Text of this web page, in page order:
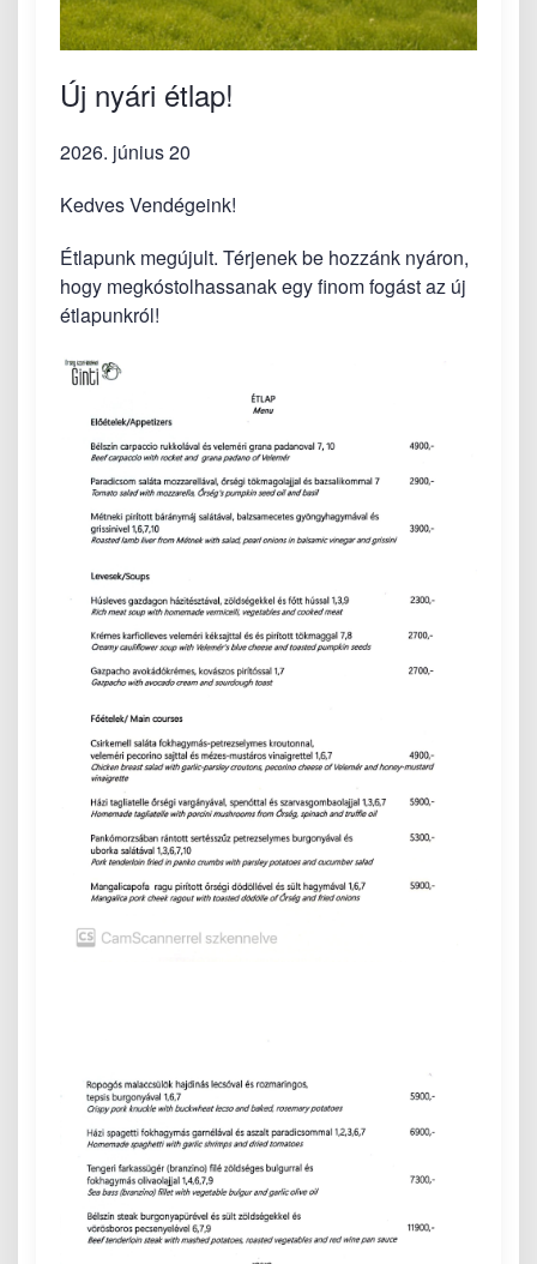
Új nyári étlap!
2026. június 20
Kedves Vendégeink!
Étlapunk megújult. Térjenek be hozzánk nyáron,
hogy megkóstolhassanak egy finom fogást az új
étlapunkról!